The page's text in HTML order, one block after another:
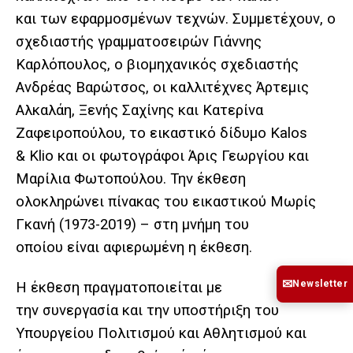
και των εφαρμοσμένων τεχνών. Συμμετέχουν, ο
σχεδιαστής γραμματοσειρών Γιάννης
Καρλόπουλος, ο βιομηχανικός σχεδιαστής
Ανδρέας Βαρώτσος, οι καλλιτέχνες Άρτεμις
Αλκαλάη, Ξενής Σαχίνης και Κατερίνα
Ζαφειροπούλου, το εικαστικό δίδυμο Kalos
& Klio και οι φωτογράφοι Άρις Γεωργίου και
Μαρίλια Φωτοπούλου. Την έκθεση
ολοκληρώνει πίνακας του εικαστικού Μωρίς
Γκανή (1973-2019) – στη μνήμη του
οποίου είναι αφιερωμένη η έκθεση.
Η έκθεση πραγματοποιείται με
την συνεργασία και την υποστήριξη του
Υπουργείου Πολιτισμού και Αθλητισμού και
✉Newsletter